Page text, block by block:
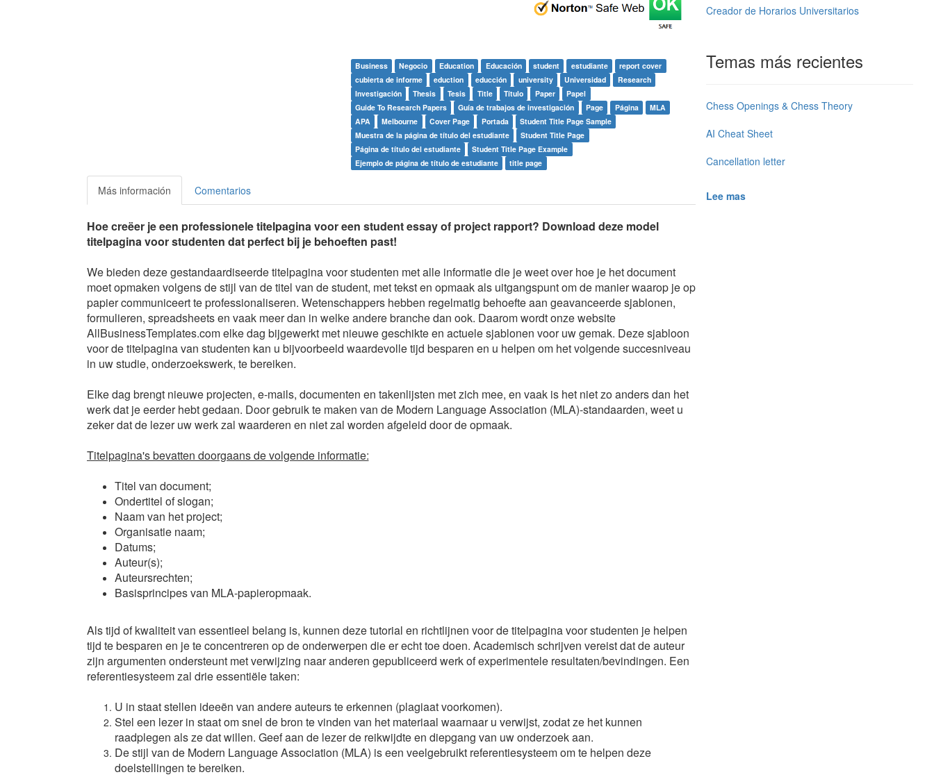
Business Negocio Education Educación student estudiante
report cover
cubierta de informe
eduction educción university Universidad
Research
Investigación
Thesis Tesis Title Título Paper
Papel
Guide To Research Papers
Guía de trabajos de investigación Page Página
MLA
APA
Melbourne Cover Page Portada
Student Title Page Sample
Muestra de la página de título del estudiante
Student Title Page
Página de título del estudiante
Student Title Page Example
Ejemplo de página de título de estudiante
title page
Más información Comentarios
Hoe creëer je een professionele titelpagina voor een student essay of project rapport? Download deze model
titelpagina voor studenten dat perfect bij je behoeften past!
We bieden deze gestandaardiseerde titelpagina voor studenten met alle informatie die je weet over hoe je het document
moet opmaken volgens de stijl van de titel van de student, met tekst en opmaak als uitgangspunt om de manier waarop je op
papier communiceert te professionaliseren. Wetenschappers hebben regelmatig behoefte aan geavanceerde sjablonen,
formulieren, spreadsheets en vaak meer dan in welke andere branche dan ook. Daarom wordt onze website
AllBusinessTemplates.com elke dag bijgewerkt met nieuwe geschikte en actuele sjablonen voor uw gemak. Deze sjabloon
voor de titelpagina van studenten kan u bijvoorbeeld waardevolle tijd besparen en u helpen om het volgende succesniveau
in uw studie, onderzoekswerk, te bereiken.
Elke dag brengt nieuwe projecten, e-mails, documenten en takenlijsten met zich mee, en vaak is het niet zo anders dan het
werk dat je eerder hebt gedaan. Door gebruik te maken van de Modern Language Association (MLA)-standaarden, weet u
zeker dat de lezer uw werk zal waarderen en niet zal worden afgeleid door de opmaak.
Titelpagina's bevatten doorgaans de volgende informatie:
Titel van document;
Ondertitel of slogan;
Naam van het project;
Organisatie naam;
Datums;
Auteur(s);
Auteursrechten;
Basisprincipes van MLA-papieropmaak.
Als tijd of kwaliteit van essentieel belang is, kunnen deze tutorial en richtlijnen voor de titelpagina voor studenten je helpen
tijd te besparen en je te concentreren op de onderwerpen die er echt toe doen. Academisch schrijven vereist dat de auteur
zijn argumenten ondersteunt met verwijzing naar anderen gepubliceerd werk of experimentele resultaten/bevindingen. Een
referentiesysteem zal drie essentiële taken:
U in staat stellen ideeën van andere auteurs te erkennen (plagiaat voorkomen).
Stel een lezer in staat om snel de bron te vinden van het materiaal waarnaar u verwijst, zodat ze het kunnen
raadplegen als ze dat willen. Geef aan de lezer de reikwijdte en diepgang van uw onderzoek aan.
De stijl van de Modern Language Association (MLA) is een veelgebruikt referentiesysteem om te helpen deze
doelstellingen te bereiken.
Creador de Horarios Universitarios
Temas más recientes
Chess Openings & Chess Theory
AI Cheat Sheet
Cancellation letter
Lee mas